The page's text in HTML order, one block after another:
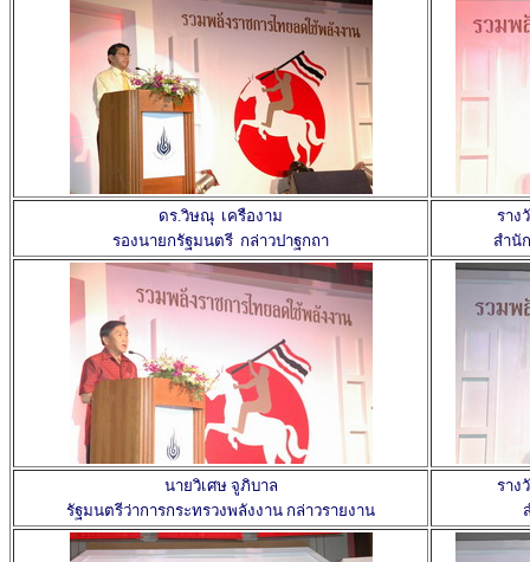
ดร.วิษณุ เครืองาม
รองนายกรัฐมนตรี กล่าวปาฐกถา
ราง
สำนั
นายวิเศษ จูภิบาล
รัฐมนตรีว่าการกระทรวงพลังงาน กล่าวรายงาน
ราง